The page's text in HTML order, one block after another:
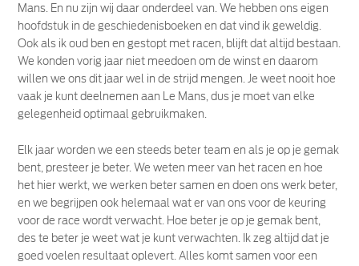
Mans. En nu zijn wij daar onderdeel van. We hebben ons eigen
hoofdstuk in de geschiedenisboeken en dat vind ik geweldig.
Ook als ik oud ben en gestopt met racen, blijft dat altijd bestaan.
We konden vorig jaar niet meedoen om de winst en daarom
willen we ons dit jaar wel in de strijd mengen. Je weet nooit hoe
vaak je kunt deelnemen aan Le Mans, dus je moet van elke
gelegenheid optimaal gebruikmaken.
Elk jaar worden we een steeds beter team en als je op je gemak
bent, presteer je beter. We weten meer van het racen en hoe
het hier werkt, we werken beter samen en doen ons werk beter,
en we begrijpen ook helemaal wat er van ons voor de keuring
voor de race wordt verwacht. Hoe beter je op je gemak bent,
des te beter je weet wat je kunt verwachten. Ik zeg altijd dat je
goed voelen resultaat oplevert. Alles komt samen voor een